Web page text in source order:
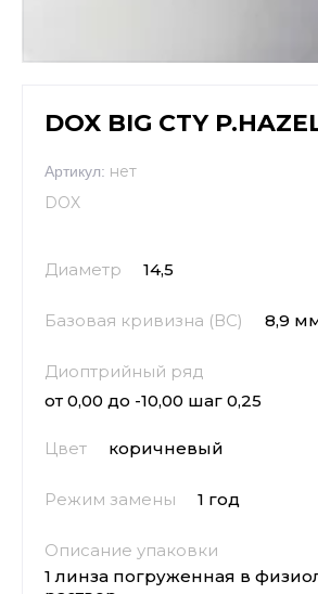
DOX BIG CTY
Артикул: нет
DOX
Диаметр 14,5
Базовая кривизна (ВС) 8,9
Диоптрийный ряд
от 0,00 до -10,00 шаг 0,25
Цвет коричневый
Режим замены 1 год
Описание упаковки
1 линза погруженная в